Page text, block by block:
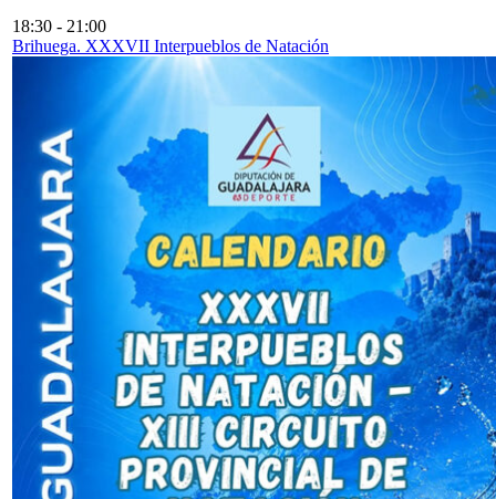
18:30 - 21:00
Brihuega. XXXVII Interpueblos de Natación